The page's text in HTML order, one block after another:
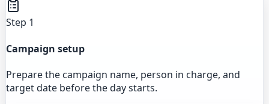
Step 1
Campaign setup
Prepare the campaign name, person in charge, and
target date before the day starts.